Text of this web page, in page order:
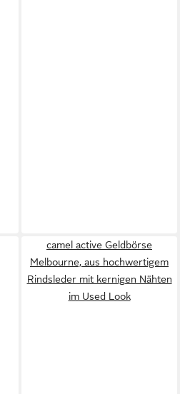
camel active Geldbörse
Melbourne, aus hochwertigem
Rindsleder mit kernigen Nähten
im Used Look